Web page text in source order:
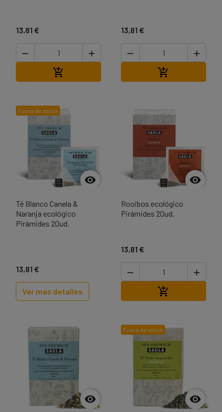
13,81 €
 

13,81 €
 

Fuera de stock

Té Blanco Canela &
Naranja ecológico
Pirámides 20ud.
13,81 €
Ver más detalles

Rooibos ecológico
Pirámides 20ud.
13,81 €
 


Fuera de stock
